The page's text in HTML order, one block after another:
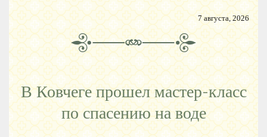
7 августа, 2026
В Ковчеге прошел мастер-класс
по спасению на воде